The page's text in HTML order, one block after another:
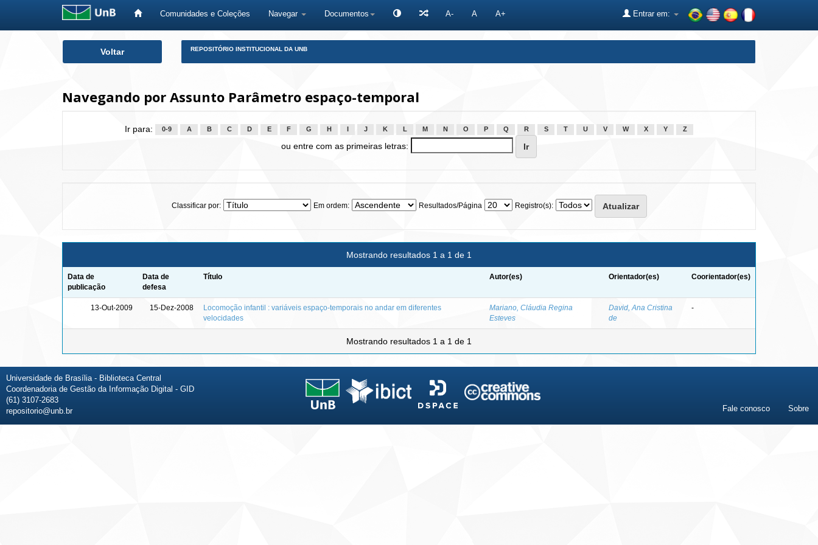
Comunidades e Coleções Navegar Documentos A- A A+ Entrar em:
Voltar REPOSITÓRIO INSTITUCIONAL DA UNB
Navegando por Assunto Parâmetro espaço-temporal
Ir para: 0-9 A B C D E F G H J K L M N O P Q R S T U V W X Y Z
ou entre com as primeiras letras:
Classificar por: Em ordem: Resultados/Página Registro(s):
Mostrando resultados 1 a 1 de 1
Data de
publicação
Data de
defesa
Título Autor(es) Orientador(es) Coorientador(es)
13-Out-2009 15-Dez-2008
Locomoção infantil : variáveis espaço-temporais no andar em diferentes
velocidades
Mariano, Cláudia Regina
Esteves
David, Ana Cristina
de
-
Mostrando resultados 1 a 1 de 1
Universidade de Brasília - Biblioteca Central
Coordenadoria de Gestão da Informação Digital - GID
(61) 3107-2683
repositorio@unb.br
Fale conosco Sobre